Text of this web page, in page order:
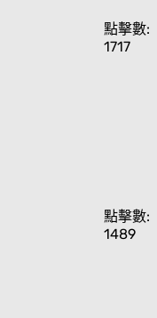
點擊數:
1717
點擊數:
1489